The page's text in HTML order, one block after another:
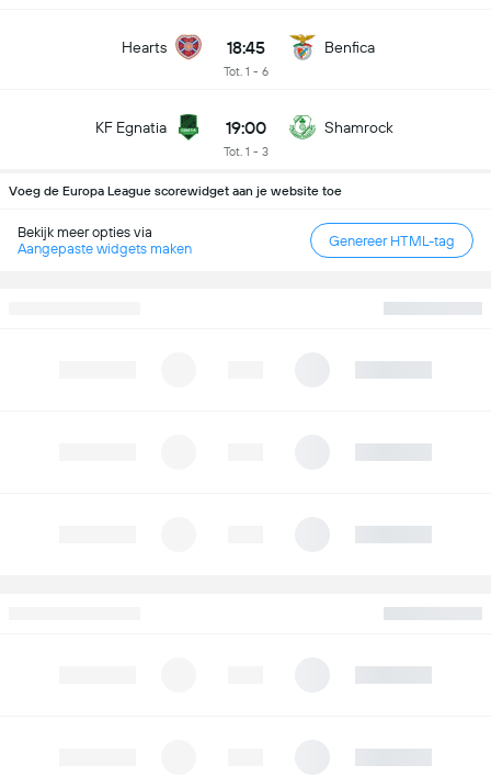
Hearts 18:45
Tot. 1 - 6
Benfica
KF Egnatia 19:00
Tot. 1 - 3
Shamrock
Voeg de Europa League scorewidget aan je website toe
Bekijk meer opties via
Aangepaste widgets maken
Genereer HTML-tag